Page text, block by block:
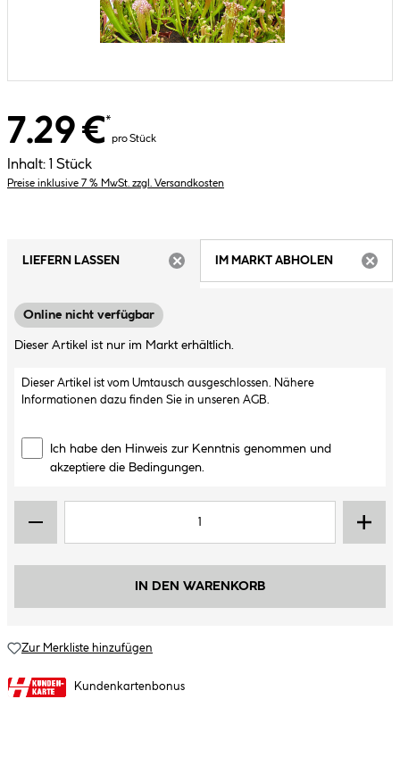
7.29 €*
pro Stück
Inhalt: 1 Stück
Preise inklusive 7 % MwSt. zzgl. Versandkosten
LIEFERN LASSEN
IM MARKT ABHOLEN
Online nicht verfügbar
Dieser Artikel ist nur im Markt erhältlich.
Dieser Artikel ist vom Umtausch ausgeschlossen. Nähere
Informationen dazu finden Sie in unseren AGB
Ich habe den Hinweis zur Kenntnis genommen und
akzeptiere die Bedingungen.
IN DEN WARENKORB
Zur Merkliste hinzufügen
Kundenkartenbonus